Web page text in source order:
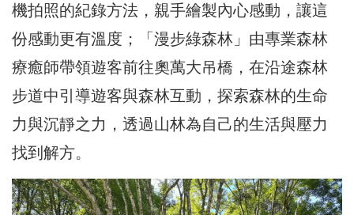
機拍照的紀錄方法，親手繪製內心感動，讓這
份感動更有溫度；「漫步綠森林」由專業森林
療癒師帶領遊客前往奧萬大吊橋，在沿途森林
步道中引導遊客與森林互動，探索森林的生命
力與沉靜之力，透過山林為自己的生活與壓力
找到解方。